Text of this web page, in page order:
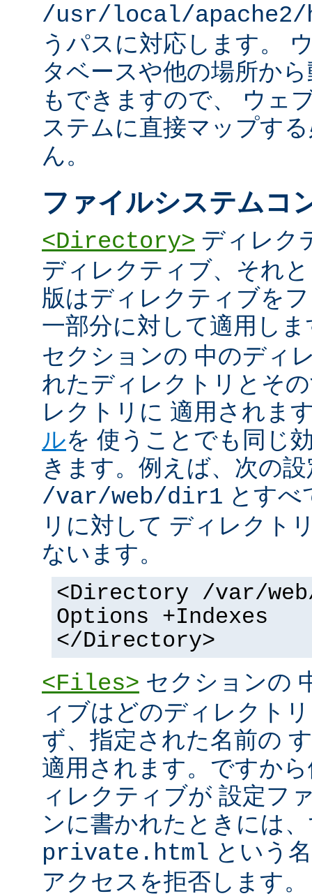
/usr/local/
うパスに対応します。
タベースや他の場所か
もできますので、 ウェ
ステムに直接マップす
ん。
ファイルシステムコ
<Directory> ディレク
ディレクティブ、それ
版はディレクティブを
一部分に対して適用し
セクションの 中のディ
れたディレクトリとそ
レクトリに 適用されま
ルを 使うことでも同じ
きます。例えば、次の
/var/web/dir1 とすべ
リに対して ディレクト
ないます。
<Directory /var/
Options +Indexes
</Directory>
<Files> セクションの
ィブはどのディレクト
ず、指定された名前の
適用されます。ですか
ィレクティブが 設定フ
ンに書かれたときには
private.html という
アクセスを拒否します。